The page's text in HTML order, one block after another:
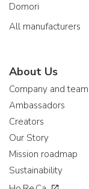
Domori
All manufacturers
About Us
Company and team
Ambassadors
Creators
Our Story
Mission roadmap
Sustainability